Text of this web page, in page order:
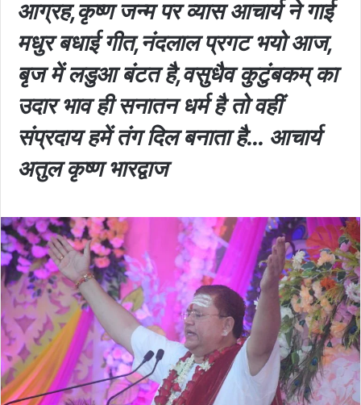
आग्रह,कृष्ण जन्म पर व्यास आचार्य ने गाई
मधुर बधाई गीत,नंदलाल प्रगट भयो आज,
बृज में लडुआ बंटत है,वसुधैव कुटुंबकम् का
उदार भाव ही सनातन धर्म है तो वहीं
संप्रदाय हमें तंग दिल बनाता है… आचार्य
अतुल कृष्ण भारद्वाज